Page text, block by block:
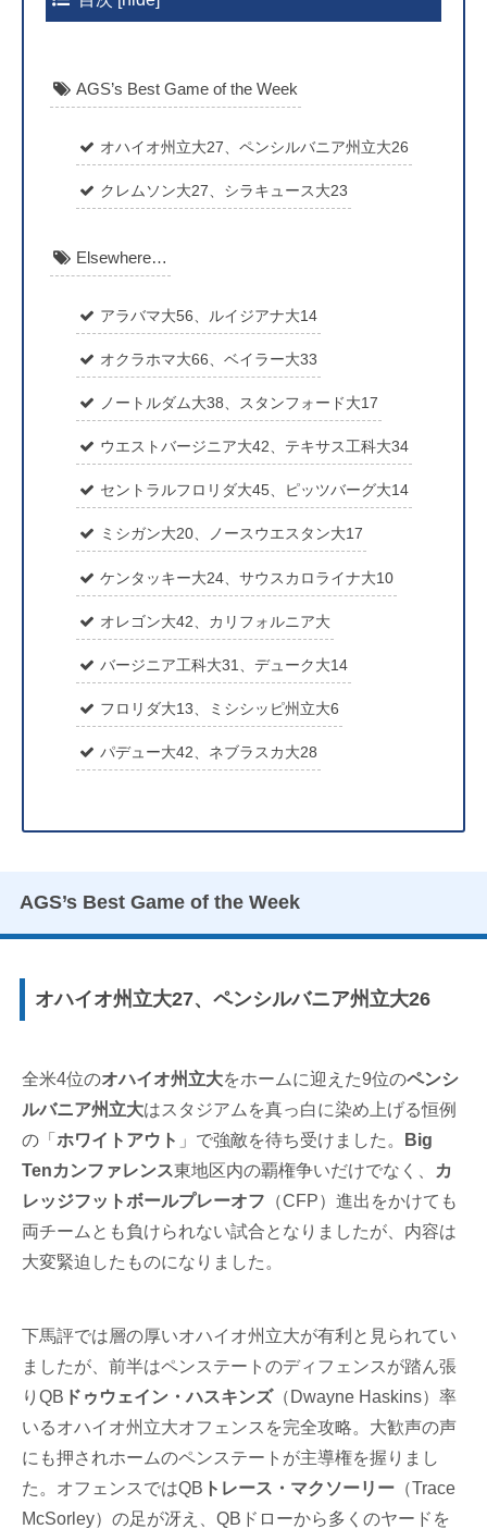
AGS’s Best Game of the Week
オハイオ州立大27、ペンシルバニア州立大26
クレムソン大27、シラキュース大23
Elsewhere…
アラバマ大56、ルイジアナ大14
オクラホマ大66、ベイラー大33
ノートルダム大38、スタンフォード大17
ウエストバージニア大42、テキサス工科大34
セントラルフロリダ大45、ピッツバーグ大14
ミシガン大20、ノースウエスタン大17
ケンタッキー大24、サウスカロライナ大10
オレゴン大42、カリフォルニア大
バージニア工科大31、デューク大14
フロリダ大13、ミシシッピ州立大6
パデュー大42、ネブラスカ大28
AGS’s Best Game of the Week
オハイオ州立大27、ペンシルバニア州立大26
全米4位のオハイオ州立大をホームに迎えた9位のペンシ
ルバニア州立大はスタジアムを真っ白に染め上げる恒例
の「 ホワイトアウト 」で強敵を待ち受けました。
Big
Tenカンファレンス東地区内の覇権争いだけでなく、
カ
レッジフットボールプレーオフ （CFP）進出をかけても
両チームとも負けられない試合となりましたが、内容は
大変緊迫したものになりました。
下馬評では層の厚いオハイオ州立大が有利と見られてい
ましたが、前半はペンステートのディフェンスが踏ん張
りQB ドゥウェイン・ハスキンズ（Dwayne Haskins）率
いるオハイオ州立大オフェンスを完全攻略。大歓声の声
にも押されホームのペンステートが主導権を握りまし
た。オフェンスではQB トレース・マクソーリー （Trace
McSorley）の足が冴え、QBドローから多くのヤードを